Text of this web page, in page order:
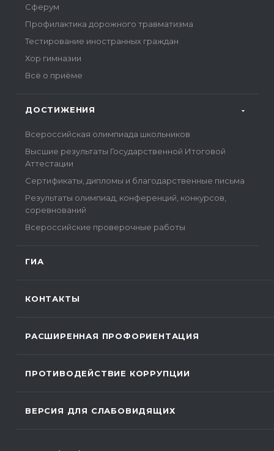
Сферум
Профилактика дорожного травматизма
Тестирование иностранных граждан
Хор гимназии
Всё о приёме
ДОСТИЖЕНИЯ
Всероссийская олимпиада школьников
Высшие результаты Государственной Итоговой
Аттестации
Сертификаты, дипломы и благодарственные письма
Результаты олимпиад, конференций, конкурсов,
соревнований
Всероссийские проверочные работы
ГИА
КОНТАКТЫ
РАСШИРЕННАЯ ПРОФОРИЕНТАЦИЯ
ПРОТИВОДЕЙСТВИЕ КОРРУПЦИИ
ВЕРСИЯ ДЛЯ СЛАБОВИДЯЩИХ